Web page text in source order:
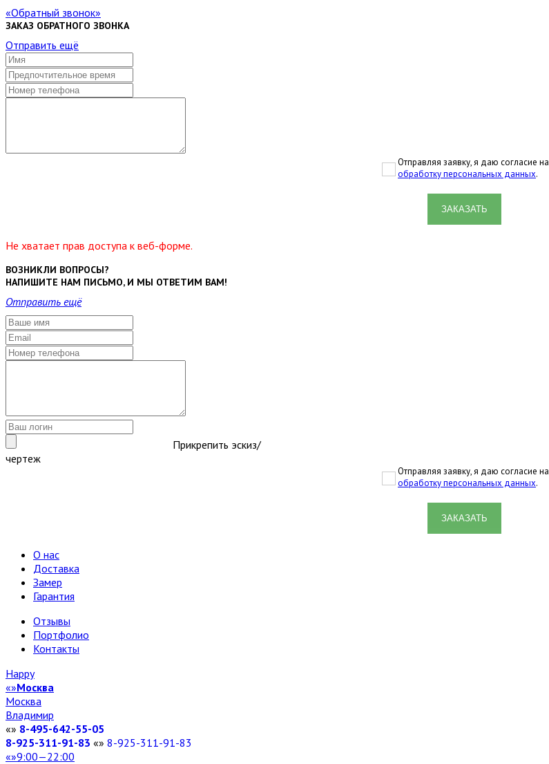
Обратный звонок
ЗАКАЗ ОБРАТНОГО ЗВОНКА
Отправить ещё
Отправляя заявку, я даю согласие на
обработку персональных данных.
ЗАКАЗАТЬ
Не хватает прав доступа к веб-форме.
ВОЗНИКЛИ ВОПРОСЫ?
НАПИШИТЕ НАМ ПИСЬМО, И МЫ ОТВЕТИМ ВАМ!
Отправить ещё
Прикрепить эскиз/
чертеж
Отправляя заявку, я даю согласие на
обработку персональных данных.
ЗАКАЗАТЬ
О нас
Доставка
Замер
Гарантия
Отзывы
Портфолио
Контакты
Happy
Москва
Москва
Владимир
8-495-642-55-05
8-925-311-91-83
8-925-311-91-83
9:00—22:00